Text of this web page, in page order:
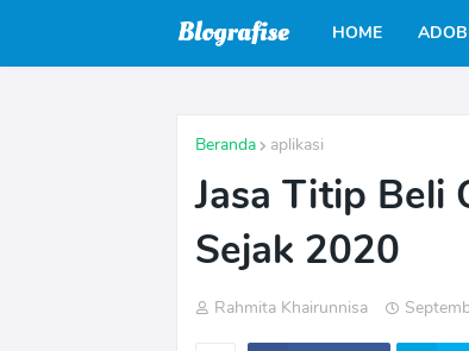
HOME
Beranda aplikasi
Jasa Titip Beli
Sejak 2020
Rahmita Khairunnisa